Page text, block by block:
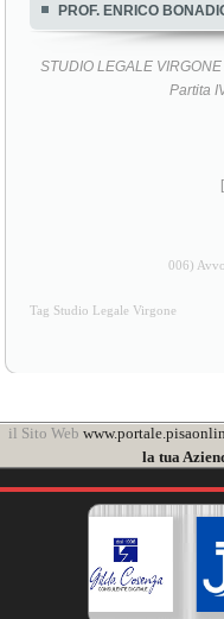
PROF. ENRICO
STUDIO LEGALE
Partita
[
006)
Tag Studio Legale Virgone
il Sito Web
la tua